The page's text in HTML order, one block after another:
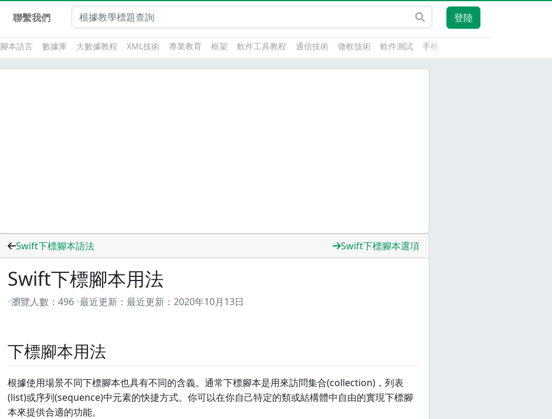
聯繫我們 登陸
腳本語言 數據庫 大數據教程 XML技術 專業教育 框架 軟件工具教程 通信技術 微軟技術 軟件測試 手機開發
Swift下標腳本語法 Swift下標腳本選項
Swift下標腳本用法
瀏覽人數： 496 最近更新： 最近更新： 2020年10月13日
下標腳本用法
根據使用場景不同下標腳本也具有不同的含義。通常下標腳本是用來訪問集合(collection)，列表
(list)或序列(sequence)中元素的快捷方式。你可以在你自己特定的類或結構體中自由的實現下標腳
本來提供合適的功能。